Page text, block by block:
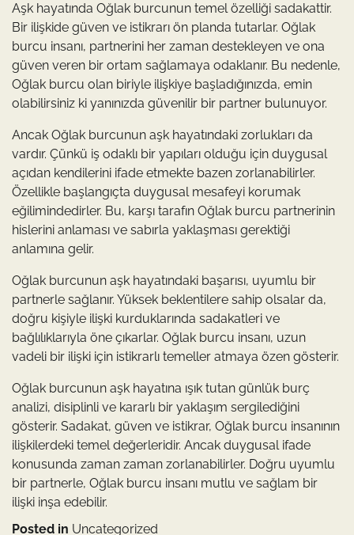
Aşk hayatında Oğlak burcunun temel özelliği sadakattir.
Bir ilişkide güven ve istikrarı ön planda tutarlar. Oğlak
burcu insanı, partnerini her zaman destekleyen ve ona
güven veren bir ortam sağlamaya odaklanır. Bu nedenle,
Oğlak burcu olan biriyle ilişkiye başladığınızda, emin
olabilirsiniz ki yanınızda güvenilir bir partner bulunuyor.
Ancak Oğlak burcunun aşk hayatındaki zorlukları da
vardır. Çünkü iş odaklı bir yapıları olduğu için duygusal
açıdan kendilerini ifade etmekte bazen zorlanabilirler.
Özellikle başlangıçta duygusal mesafeyi korumak
eğilimindedirler. Bu, karşı tarafın Oğlak burcu partnerinin
hislerini anlaması ve sabırla yaklaşması gerektiği
anlamına gelir.
Oğlak burcunun aşk hayatındaki başarısı, uyumlu bir
partnerle sağlanır. Yüksek beklentilere sahip olsalar da,
doğru kişiyle ilişki kurduklarında sadakatleri ve
bağlılıklarıyla öne çıkarlar. Oğlak burcu insanı, uzun
vadeli bir ilişki için istikrarlı temeller atmaya özen gösterir.
Oğlak burcunun aşk hayatına ışık tutan günlük burç
analizi, disiplinli ve kararlı bir yaklaşım sergilediğini
gösterir. Sadakat, güven ve istikrar, Oğlak burcu insanının
ilişkilerdeki temel değerleridir. Ancak duygusal ifade
konusunda zaman zaman zorlanabilirler. Doğru uyumlu
bir partnerle, Oğlak burcu insanı mutlu ve sağlam bir
ilişki inşa edebilir.
Posted in Uncategorized